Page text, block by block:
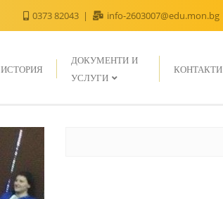
0373 82043 info-2603007@edu.mon.bg
ИСТОРИЯ
ДОКУМЕНТИ И
УСЛУГИ
КОНТАКТИ